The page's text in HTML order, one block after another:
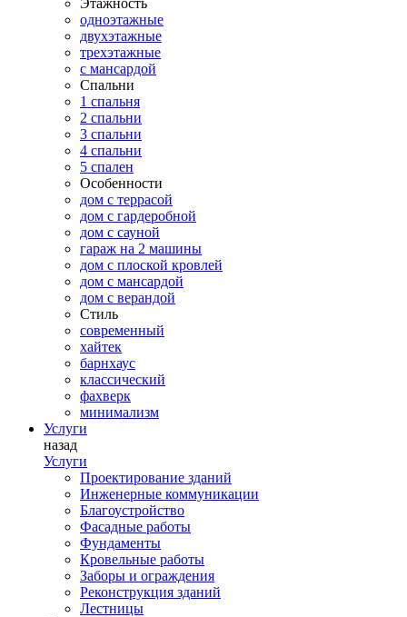
Этажность
одноэтажные
двухэтажные
трехэтажные
с мансардой
Спальни
1 спальня
2 спальни
3 спальни
4 спальни
5 спален
Особенности
дом с террасой
дом с гардеробной
дом с сауной
гараж на 2 машины
дом с плоской кровлей
дом с мансардой
дом с верандой
Стиль
современный
хайтек
барнхаус
классический
фахверк
минимализм
Услуги
назад
Услуги
Проектирование зданий
Инженерные коммуникации
Благоустройство
Фасадные работы
Фундаменты
Кровельные работы
Заборы и ограждения
Реконструкция зданий
Лестницы